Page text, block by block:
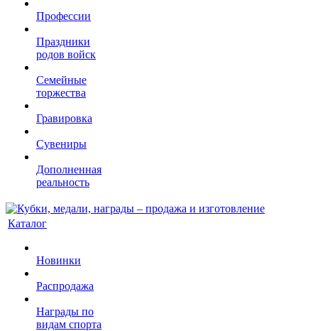
Профессии
Праздники
родов войск
Семейные
торжества
Гравировка
Сувениры
Дополненная
реальность
Каталог
Новинки
Распродажа
Награды по
видам спорта